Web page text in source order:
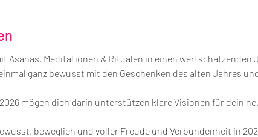
Asanas, Meditationen & Ritualen in einen
ganz bewusst mit den Geschenken des alten Jahres
mögen dich darin unterstützen klare Visionen für dein
beweglich und voller Freude und Verbundenheit in